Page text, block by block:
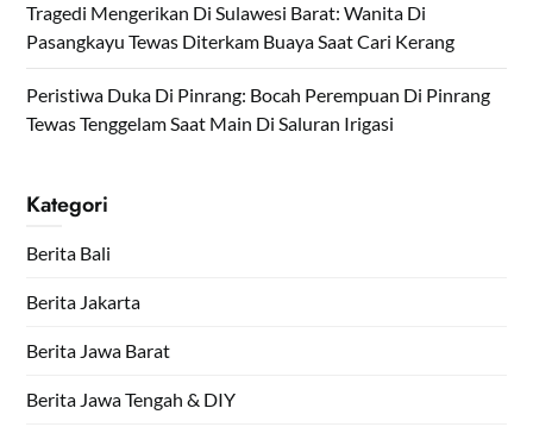
Tragedi Mengerikan Di Sulawesi Barat: Wanita Di
Pasangkayu Tewas Diterkam Buaya Saat Cari Kerang
Peristiwa Duka Di Pinrang: Bocah Perempuan Di Pinrang
Tewas Tenggelam Saat Main Di Saluran Irigasi
Kategori
Berita Bali
Berita Jakarta
Berita Jawa Barat
Berita Jawa Tengah & DIY